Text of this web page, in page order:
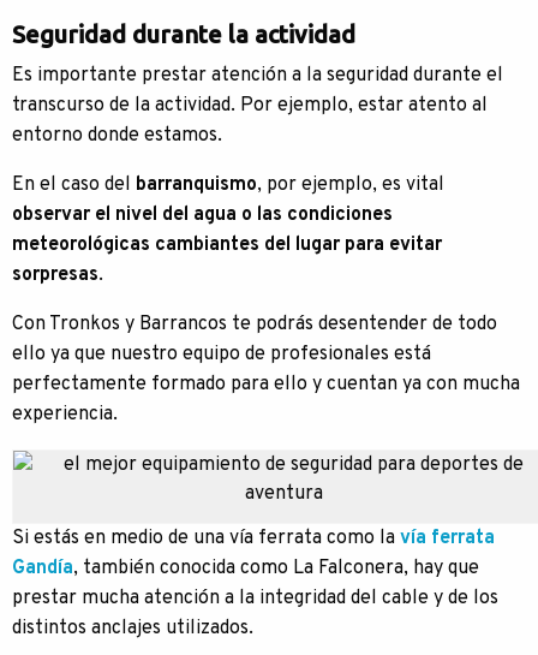
Seguridad durante la actividad
Es importante prestar atención a la seguridad durante el
transcurso de la actividad. Por ejemplo, estar atento al
entorno donde estamos.
En el caso del barranquismo, por ejemplo, es vital
observar el nivel del agua o las condiciones
meteorológicas cambiantes del lugar para evitar
sorpresas.
Con Tronkos y Barrancos te podrás desentender de todo
ello ya que nuestro equipo de profesionales está
perfectamente formado para ello y cuentan ya con mucha
experiencia.
Si estás en medio de una vía ferrata como la vía ferrata
Gandía, también conocida como La Falconera, hay que
prestar mucha atención a la integridad del cable y de los
distintos anclajes utilizados.